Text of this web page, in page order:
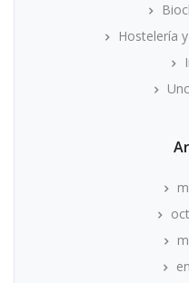
Hostelería